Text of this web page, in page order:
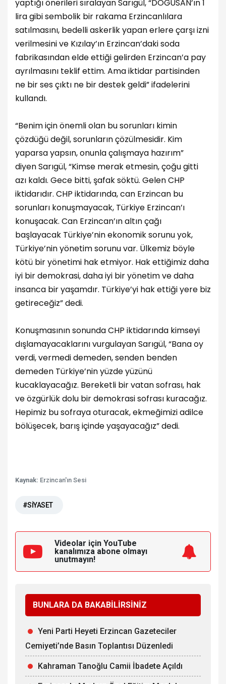
yaptığı önerileri sıralayan Sarıgül, “DOĞUSAN’ın 1
lira gibi sembolik bir rakama Erzincanlılara
satılmasını, bedelli askerlik yapan erlere çarşı izni
verilmesini ve Kızılay’ın Erzincan’daki soda
fabrikasından elde ettiği gelirden Erzincan’a pay
ayrılmasını teklif ettim. Ama iktidar partisinden
ne bir ses çıktı ne bir destek geldi” ifadelerini
kullandı.
“Benim için önemli olan bu sorunları kimin
çözdüğü değil, sorunların çözülmesidir. Kim
yaparsa yapsın, onunla çalışmaya hazırım”
diyen Sarıgül, “Kimse merak etmesin, çoğu gitti
azı kaldı. Gece bitti, şafak söktü. Gelen CHP
iktidarıdır. CHP iktidarında, can Erzincan bu
sorunları konuşmayacak, Türkiye Erzincan’ı
konuşacak. Can Erzincan’ın altın çağı
başlayacak Türkiye’nin ekonomik sorunu yok,
Türkiye’nin yönetim sorunu var. Ülkemiz böyle
kötü bir yönetimi hak etmiyor. Hak ettiğimiz daha
iyi bir demokrasi, daha iyi bir yönetim ve daha
insanca bir yaşamdır. Türkiye’yi hak ettiği yere biz
getireceğiz” dedi.
Konuşmasının sonunda CHP iktidarında kimseyi
dışlamayacaklarını vurgulayan Sarıgül, “Bana oy
verdi, vermedi demeden, senden benden
demeden Türkiye’nin yüzde yüzünü
kucaklayacağız. Bereketli bir vatan sofrası, hak
ve özgürlük dolu bir demokrasi sofrası kuracağız.
Hepimiz bu sofraya oturacak, ekmeğimizi adilce
bölüşecek, barış içinde yaşayacağız” dedi.
Kaynak: Erzincan'ın Sesi
#SİYASET
Videolar için YouTube
kanalımıza abone olmayı
unutmayın!
BUNLARA DA BAKABİLİRSİNİZ
Yeni Parti Heyeti Erzincan Gazeteciler
Cemiyeti’nde Basın Toplantısı Düzenledi
Kahraman Tanoğlu Camii İbadete Açıldı